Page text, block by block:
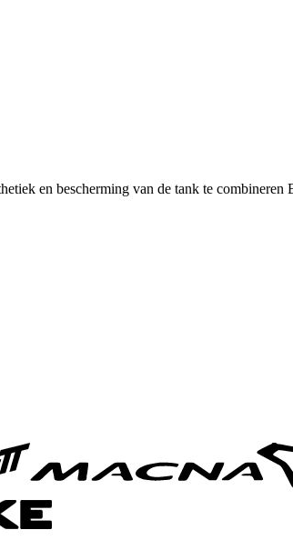
en bescherming van de tank te combineren